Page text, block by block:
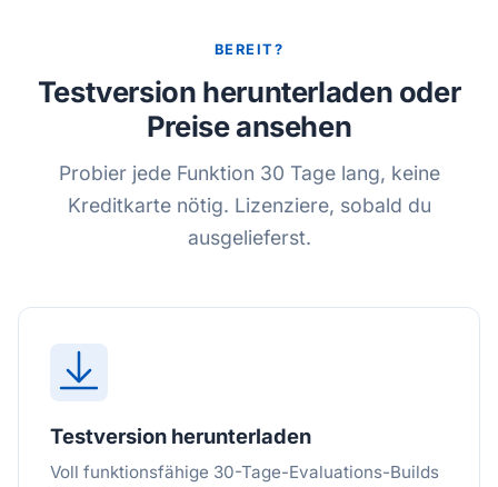
BEREIT?
Testversion herunterladen oder
Preise ansehen
Probier jede Funktion 30 Tage lang, keine
Kreditkarte nötig. Lizenziere, sobald du
ausgelieferst.
Testversion herunterladen
Voll funktionsfähige 30-Tage-Evaluations-Builds